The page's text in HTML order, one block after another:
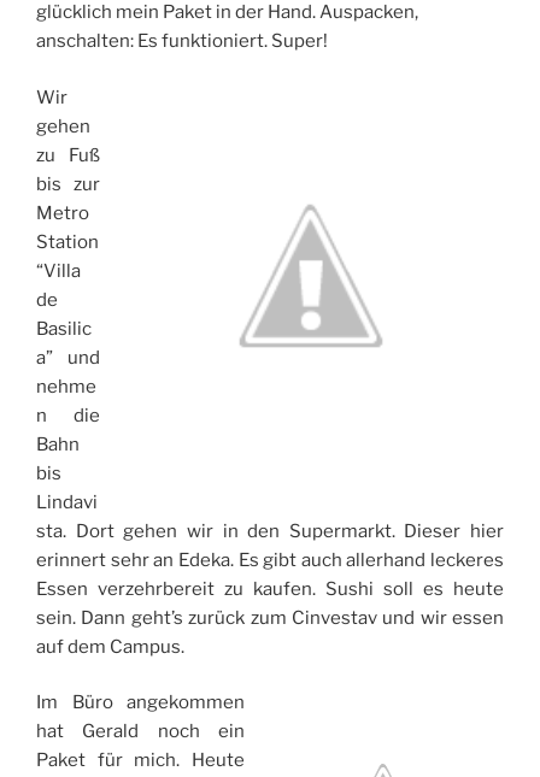
glücklich mein Paket in der Hand. Auspacken,
anschalten: Es funktioniert. Super!
Wir
gehen
zu Fuß
bis zur
Metro
Station
“Villa
de
Basilic
a” und
nehme
n die
Bahn
bis
Lindavi
sta. Dort gehen wir in den Supermarkt. Dieser hier
erinnert sehr an Edeka. Es gibt auch allerhand leckeres
Essen verzehrbereit zu kaufen. Sushi soll es heute
sein. Dann geht’s zurück zum Cinvestav und wir essen
auf dem Campus.
Im Büro angekommen
hat Gerald noch ein
Paket für mich. Heute